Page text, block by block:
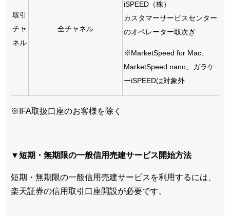
取引
チャ
ネル
全チャネル
iSPEED（株）
カスタマーサービスセンター
のオペレーター取次ぎ
※MarketSpeed for Mac、
MarketSpeed nano、ガラケ
ーiSPEEDは対象外
※IFA取扱口座のお客様を除く
▼短期・無期限の一般信用売建サービス開始方法
短期・無期限の一般信用売建サービスを利用するには、
楽天証券の信用取引口座開設が必要です。